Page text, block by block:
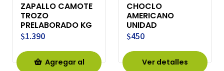
ZAPALLO CAMOTE
TROZO
PRELABORADO KG
$1.390
Agregar al
CHOCLO
AMERICANO
UNIDAD
$450
Ver detalles